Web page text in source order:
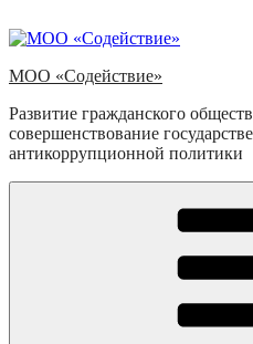
к
МОО «Содействие»
Развитие гражданского
совершенствование
антикоррупционной политики